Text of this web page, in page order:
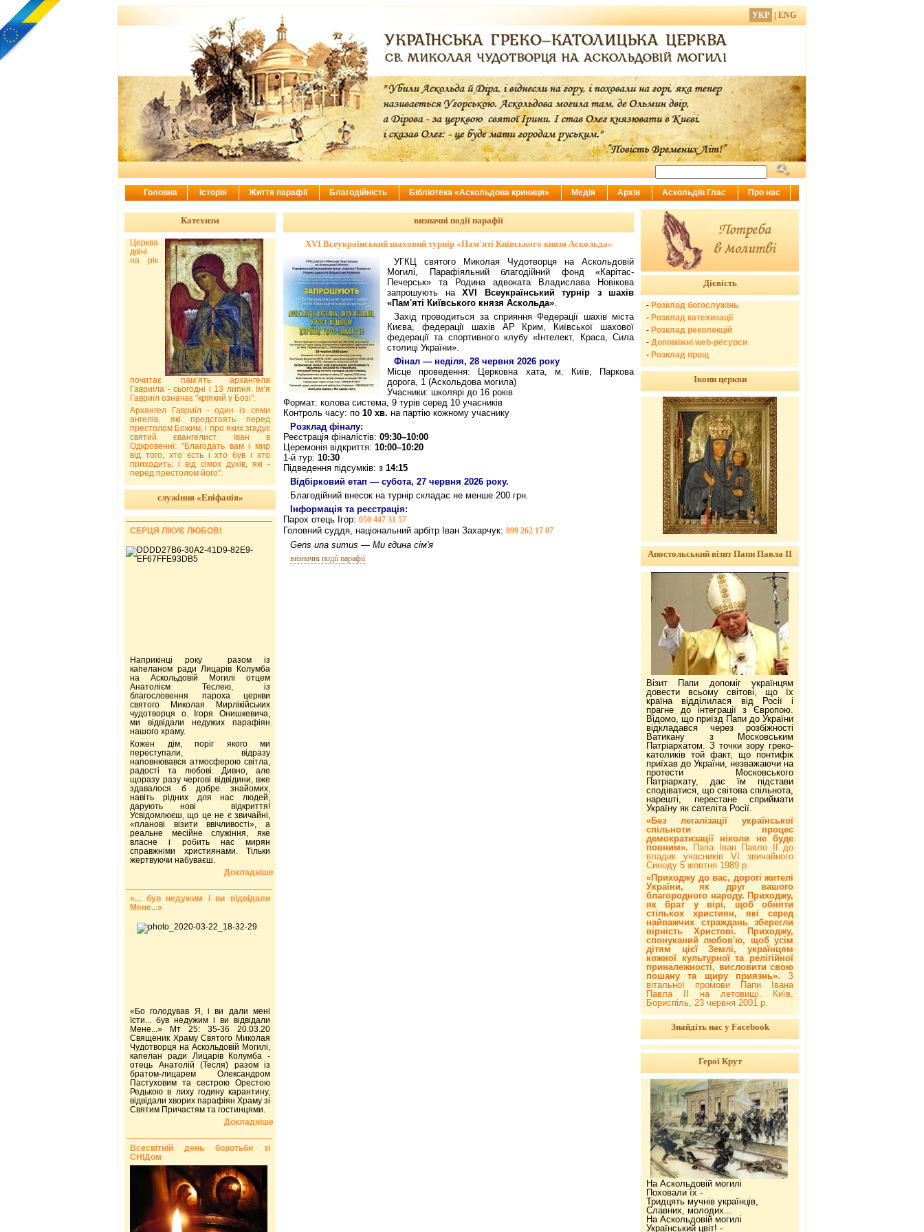
визначні події парафії
XVI Всеукраїнський шаховий турнір «Пам'яті Київського князя Аскольда»
УГКЦ святого Миколая Чудотворця на Аскольдовій
Могилі, Парафіяльний благодійний фонд «Карітас-
Печерськ» та Родина адвоката Владислава Новікова
запрошують на XVI Всеукраїнський турнір з шахів
«Пам'яті Київського князя Аскольда»
Захід проводиться за сприяння Федерації шахів міста
Києва, федерації шахів АР Крим, Київської шахової
федерації та спортивного клубу «Інтелект, Краса, Сила
столиці України».
Фінал — неділя, 28 червня 2026 року
Місце проведення: Церковна хата, м. Київ, Паркова
дорога, 1 (Аскольдова могила)
Учасники: школярі до 16 років
Формат: колова система, 9 турів серед 10 учасників
Контроль часу: по 10 хв. на партію кожному учаснику
Розклад фіналу:
Реєстрація фіналістів: 09:30–10:00
Церемонія відкриття: 10:00–10:20
1-й тур: 10:30
Підведення підсумків: з 14:15
Відбірковий етап — субота, 27 червня 2026 року.
Благодійний внесок на турнір складає не менше 200 грн.
Інформація та реєстрація:
Парох отець Ігор: 050 447 31 57
Головний суддя, національний арбітр Іван Захарчук: 099 262 17 07
Gens una sumus — Ми єдина сім'я
визначні події парафії
Катехизм
Церква
двічі
на рік
почитає пам’ять архангела
Гавриїла - сьогодні і 13 липня. Ім’я
Гавриїл означає "кріпкий у Бозі".
Архангел Гавриїл - один із семи
ангелів, які предстоять перед
престолом Божим, і про яких згадує
святий євангелист Іван в
Одкровенні: "Благодать вам і мир
від того, хто єсть і хто був і хто
приходить; і від сімох духів, які -
перед престолом його".
служіння «Епіфанія»
СЕРЦЯ ЛІКУЄ ЛЮБОВ!
Наприкінці року разом із
капеланом ради Лицарів Колумба
на Аскольдовій Могилі отцем
Анатолієм Теслею, із
благословення пароха церкви
святого Миколая Мирлікійських
чудотворця о. Ігоря Онишкевича,
ми відвідали недужих парафіян
нашого храму.
Кожен дім, поріг якого ми
переступали, відразу
наповнювався атмосферою світла,
радості та любові. Дивно, але
щоразу разу чергові відвідини, вже
здавалося б добре знайомих,
навіть рідних для нас людей,
дарують нові відкриття!
Усвідомлюєш, що це не є звичайні,
«планові візити ввічливості», а
реальне месійне служіння, яке
власне і робить нас мирян
справжніми християнами. Тільки
жертвуючи набуваєш.
Докладніше
«... був недужим і ви відвідали
Мене...»
«Бо голодував Я, і ви дали мені
їсти... був недужим і ви відвідали
Мене...» Мт 25: 35-36 20.03.20
Священик Храму Святого Миколая
Чудотворця на Аскольдовій Могилі,
капелан ради Лицарів Колумба -
отець Анатолій (Тесля) разом із
братом-лицарем Олександром
Пастуховим та сестрою Орестою
Редькою в лиху годину карантину,
відвідали хворих парафіян Храму зі
Святим Причастям та гостинцями.
Докладніше
Всесвітній день боротьби зі
СНІДом
Дієвість
- Розклад богослужінь
- Розклад катехизації
- Розклад реколекцій
- Допоміжні web-ресурси
- Розклад прощ
Ікони церкви
Апостольський візит Папи Павла ІІ
Візит Папи допоміг українцям
довести всьому світові, що їх
країна відділилася від Росії і
прагне до інтеграції з Європою.
Відомо, що приїзд Папи до України
відкладався через розбіжності
Ватикану з Московським
Патріархатом. З точки зору греко-
католиків той факт, що понтифік
приїхав до України, незважаючи на
протести Московського
Патріархату, дає їм підстави
сподіватися, що світова спільнота,
нарешті, перестане сприймати
Україну як сателіта Росії.
«Без легалізації української
спільноти процес
демократизації ніколи не буде
повним».
Папа Іван Павло ІІ до
владик учасників VI звичайного
Синоду 5 жовтня 1989 р.
«Приходжу до вас, дорогі жителі
України, як друг вашого
благородного народу. Приходжу,
як брат у вірі, щоб обняти
стількох християн, які серед
найважчих страждань зберегли
вірність Христові. Приходжу,
спонуканий любов'ю, щоб усім
дітям цієї Землі, українцям
кожної культурної та релігійної
приналежності, висловити свою
пошану та щиру приязнь». З
вітальної промови Папи Івана
Павла ІІ на летовищі. Київ,
Бориспіль, 23 червня 2001 р.
Знайдіть нас у Facebook
Герої Крут
На Аскольдовій могилі
Поховали їх -
Тридцять мучнів українців,
Славних, молодих...
На Аскольдовій могилі
Український цвіт! -
УКР ENG
Головна Історія Життя парафії Благодійність Бібліотека «Аскольдова криниця» Медія Архів Аскольдів Глас Про нас